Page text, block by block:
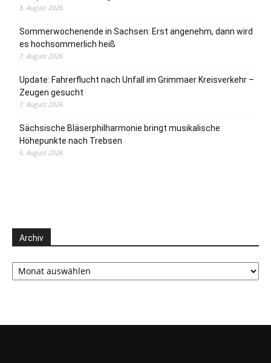
8. August 2026
Sommerwochenende in Sachsen: Erst angenehm, dann wird
es hochsommerlich heiß
7. August 2026
Update: Fahrerflucht nach Unfall im Grimmaer Kreisverkehr –
Zeugen gesucht
7. August 2026
Sächsische Bläserphilharmonie bringt musikalische
Höhepunkte nach Trebsen
6. August 2026
Archiv
Archiv